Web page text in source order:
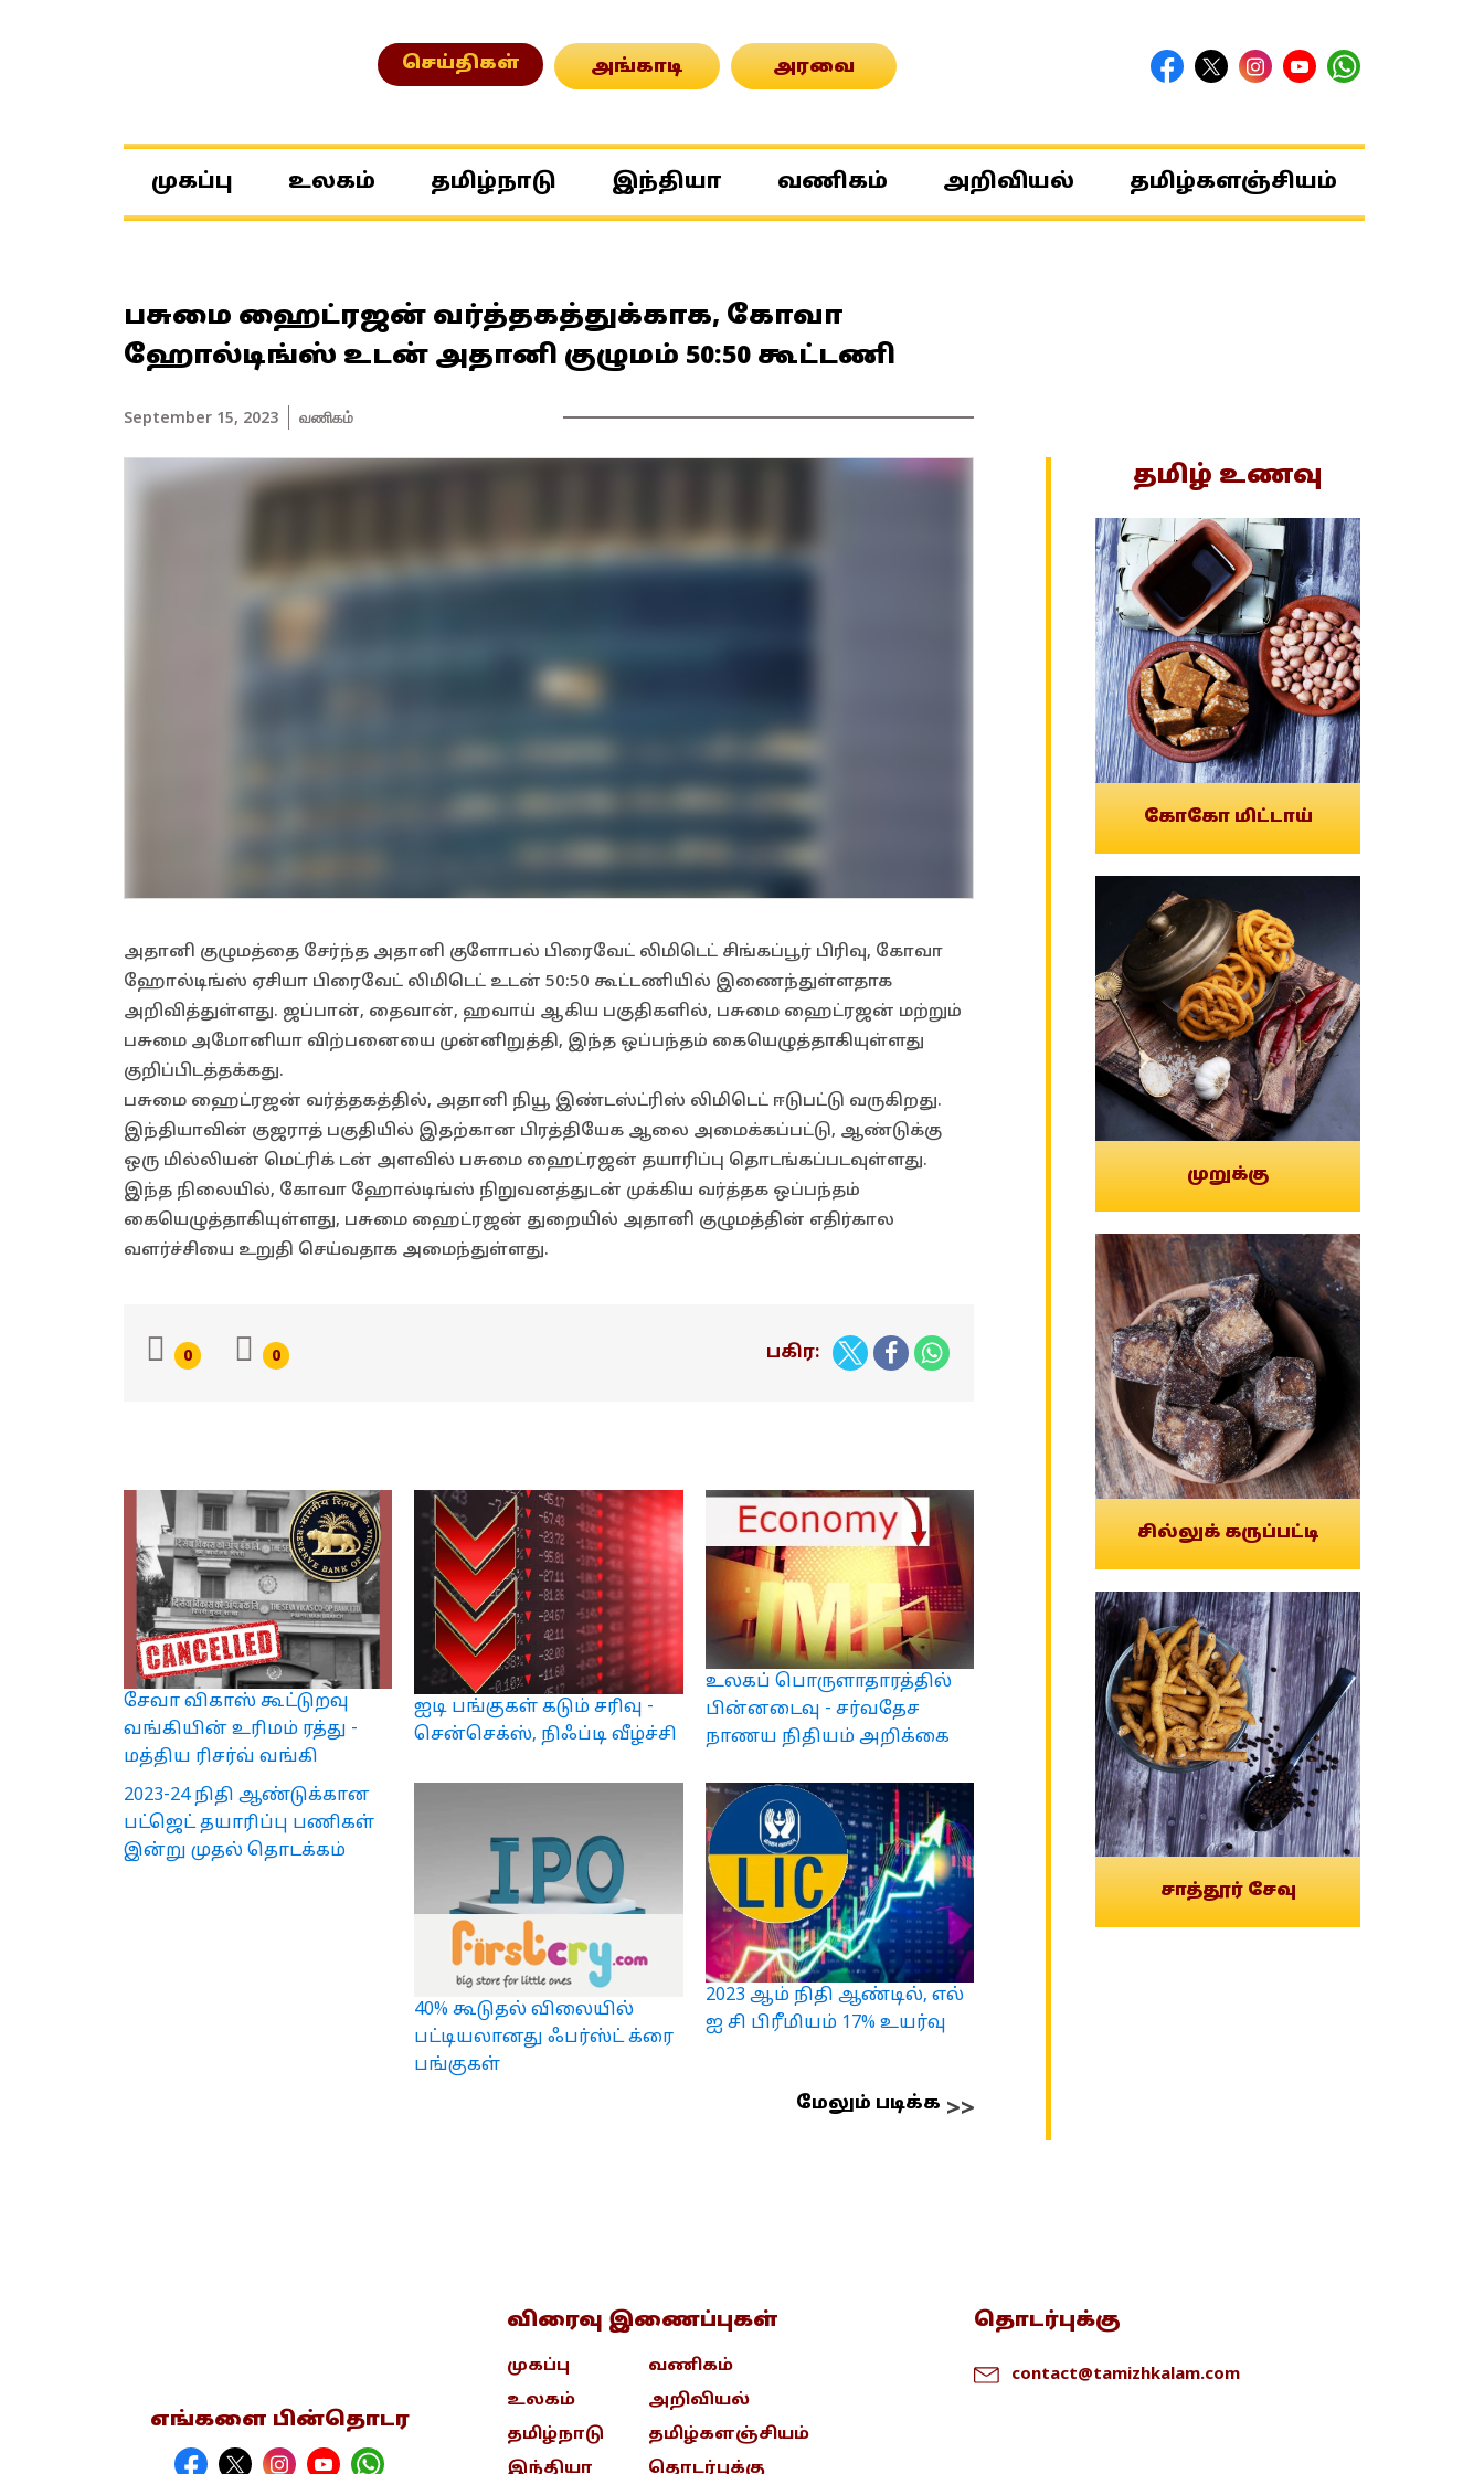
செய்திகள் அங்காடி அரவை
முகப்பு உலகம் தமிழ்நாடு இந்தியா வணிகம் அறிவியல் தமிழ்களஞ்சியம்
பசுமை ஹைட்ரஜன் வர்த்தகத்துக்காக, கோவா
ஹோல்டிங்ஸ் உடன் அதானி குழுமம் 50:50 கூட்டணி
September 15, 2023 வணிகம்
அதானி குழுமத்தை சேர்ந்த அதானி குளோபல் பிரைவேட் லிமிடெட் சிங்கப்பூர் பிரிவு, கோவா
ஹோல்டிங்ஸ் ஏசியா பிரைவேட் லிமிடெட் உடன் 50:50 கூட்டணியில் இணைந்துள்ளதாக
அறிவித்துள்ளது. ஜப்பான், தைவான், ஹவாய் ஆகிய பகுதிகளில், பசுமை ஹைட்ரஜன் மற்றும்
பசுமை அமோனியா விற்பனையை முன்னிறுத்தி, இந்த ஒப்பந்தம் கையெழுத்தாகியுள்ளது
குறிப்பிடத்தக்கது.
பசுமை ஹைட்ரஜன் வர்த்தகத்தில், அதானி நியூ இண்டஸ்ட்ரிஸ் லிமிடெட் ஈடுபட்டு வருகிறது.
இந்தியாவின் குஜராத் பகுதியில் இதற்கான பிரத்தியேக ஆலை அமைக்கப்பட்டு, ஆண்டுக்கு
ஒரு மில்லியன் மெட்ரிக் டன் அளவில் பசுமை ஹைட்ரஜன் தயாரிப்பு தொடங்கப்படவுள்ளது.
இந்த நிலையில், கோவா ஹோல்டிங்ஸ் நிறுவனத்துடன் முக்கிய வர்த்தக ஒப்பந்தம்
கையெழுத்தாகியுள்ளது, பசுமை ஹைட்ரஜன் துறையில் அதானி குழுமத்தின் எதிர்கால
வளர்ச்சியை உறுதி செய்வதாக அமைந்துள்ளது.
0 0 பகிர:
சேவா விகாஸ் கூட்டுறவு
வங்கியின் உரிமம் ரத்து -
மத்திய ரிசர்வ் வங்கி
ஐடி பங்குகள் கடும் சரிவு -
சென்செக்ஸ், நிஃப்டி வீழ்ச்சி
உலகப் பொருளாதாரத்தில்
பின்னடைவு - சர்வதேச
நாணய நிதியம் அறிக்கை
2023-24 நிதி ஆண்டுக்கான
பட்ஜெட் தயாரிப்பு பணிகள்
இன்று முதல் தொடக்கம்
40% கூடுதல் விலையில்
பட்டியலானது ஃபர்ஸ்ட் க்ரை
பங்குகள்
2023 ஆம் நிதி ஆண்டில், எல்
ஐ சி பிரீமியம் 17% உயர்வு
மேலும் படிக்க
தமிழ் உணவு
கோகோ மிட்டாய்
முறுக்கு
சில்லுக் கருப்பட்டி
சாத்தூர் சேவு
எங்களை பின்தொடர
விரைவு இணைப்புகள்
முகப்பு
உலகம்
தமிழ்நாடு
இந்தியா
வணிகம்
அறிவியல்
தமிழ்களஞ்சியம்
தொடர்புக்கு
தொடர்புக்கு
contact@tamizhkalam.com